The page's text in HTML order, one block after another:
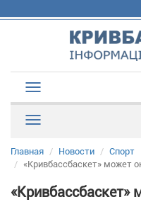
Главная Новости
Спорт
«Кривбассбаскет» может
«Кривбассбаскет»